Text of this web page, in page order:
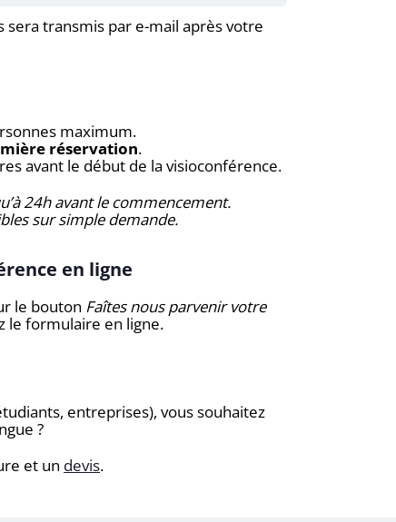
sera transmis par e-mail après votre
maximum.
réservation.
avant le début de la visioconférence.
24h avant le commencement.
sur simple demande.
en ligne
le bouton Faîtes nous parvenir votre
le formulaire en ligne.
entreprises), vous souhaitez
?
et un devis.